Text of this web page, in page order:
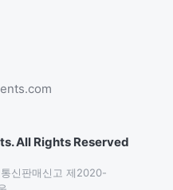
All Rights Reserved
신판매신고 제2020-